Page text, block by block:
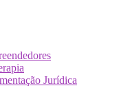
Jurídica